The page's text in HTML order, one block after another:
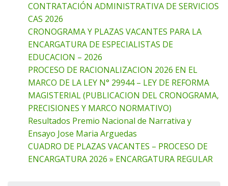
CONTRATACIÓN ADMINISTRATIVA DE SERVICIOS
CAS 2026
CRONOGRAMA Y PLAZAS VACANTES PARA LA
ENCARGATURA DE ESPECIALISTAS DE
EDUCACION – 2026
PROCESO DE RACIONALIZACION 2026 EN EL
MARCO DE LA LEY N° 29944 – LEY DE REFORMA
MAGISTERIAL (PUBLICACION DEL CRONOGRAMA,
PRECISIONES Y MARCO NORMATIVO)
Resultados Premio Nacional de Narrativa y
Ensayo Jose Maria Arguedas
CUADRO DE PLAZAS VACANTES – PROCESO DE
ENCARGATURA 2026 » ENCARGATURA REGULAR